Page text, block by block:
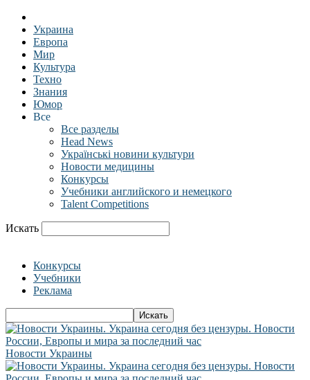
Украина
Европа
Мир
Культура
Техно
Знания
Юмор
Все
Все разделы
Head News
Українські новини культури
Новости медицины
Конкурсы
Учебники английского и немецкого
Talent Competitions
Искать
Конкурсы
Учебники
Реклама
Новости Украины